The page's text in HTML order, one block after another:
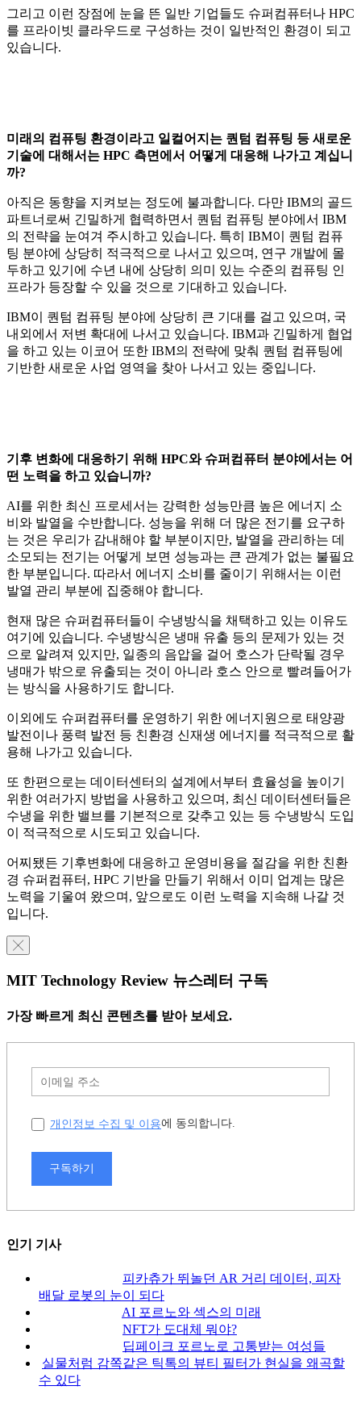
그리고 이런 장점에 눈을 뜬 일반 기업들도 슈퍼컴퓨터나 HPC
를 프라이빗 클라우드로 구성하는 것이 일반적인 환경이 되고
있습니다.
미래의 컴퓨팅 환경이라고 일컬어지는 퀀텀 컴퓨팅 등 새로운
기술에 대해서는 HPC 측면에서 어떻게 대응해 나가고 계십니
까?
아직은 동향을 지켜보는 정도에 불과합니다. 다만 IBM의 골드
파트너로써 긴밀하게 협력하면서 퀀텀 컴퓨팅 분야에서 IBM
의 전략을 눈여겨 주시하고 있습니다. 특히 IBM이 퀀텀 컴퓨
팅 분야에 상당히 적극적으로 나서고 있으며, 연구 개발에 몰
두하고 있기에 수년 내에 상당히 의미 있는 수준의 컴퓨팅 인
프라가 등장할 수 있을 것으로 기대하고 있습니다.
IBM이 퀀텀 컴퓨팅 분야에 상당히 큰 기대를 걸고 있으며, 국
내외에서 저변 확대에 나서고 있습니다. IBM과 긴밀하게 협업
을 하고 있는 이코어 또한 IBM의 전략에 맞춰 퀀텀 컴퓨팅에
기반한 새로운 사업 영역을 찾아 나서고 있는 중입니다.
기후 변화에 대응하기 위해 HPC와 슈퍼컴퓨터 분야에서는 어
떤 노력을 하고 있습니까?
AI를 위한 최신 프로세서는 강력한 성능만큼 높은 에너지 소
비와 발열을 수반합니다. 성능을 위해 더 많은 전기를 요구하
는 것은 우리가 감내해야 할 부분이지만, 발열을 관리하는 데
소모되는 전기는 어떻게 보면 성능과는 큰 관계가 없는 불필요
한 부분입니다. 따라서 에너지 소비를 줄이기 위해서는 이런
발열 관리 부분에 집중해야 합니다.
현재 많은 슈퍼컴퓨터들이 수냉방식을 채택하고 있는 이유도
여기에 있습니다. 수냉방식은 냉매 유출 등의 문제가 있는 것
으로 알려져 있지만, 일종의 음압을 걸어 호스가 단락될 경우
냉매가 밖으로 유출되는 것이 아니라 호스 안으로 빨려들어가
는 방식을 사용하기도 합니다.
이외에도 슈퍼컴퓨터를 운영하기 위한 에너지원으로 태양광
발전이나 풍력 발전 등 친환경 신재생 에너지를 적극적으로 활
용해 나가고 있습니다.
또 한편으로는 데이터센터의 설계에서부터 효율성을 높이기
위한 여러가지 방법을 사용하고 있으며, 최신 데이터센터들은
수냉을 위한 밸브를 기본적으로 갖추고 있는 등 수냉방식 도입
이 적극적으로 시도되고 있습니다.
어찌됐든 기후변화에 대응하고 운영비용을 절감을 위한 친환
경 슈퍼컴퓨터, HPC 기반을 만들기 위해서 이미 업계는 많은
노력을 기울여 왔으며, 앞으로도 이런 노력을 지속해 나갈 것
입니다.
╳
MIT Technology Review 뉴스레터 구독
가장 빠르게 최신 콘텐츠를 받아 보세요.
개인정보 수집 및 이용에 동의합니다.
구독하기
인기 기사
피카츄가 뛰놀던 AR 거리 데이터, 피자
배달 로봇의 눈이 되다
AI 포르노와 섹스의 미래
NFT가 도대체 뭐야?
딥페이크 포르노로 고통받는 여성들
실물처럼 감쪽같은 틱톡의 뷰티 필터가 현실을 왜곡할
수 있다